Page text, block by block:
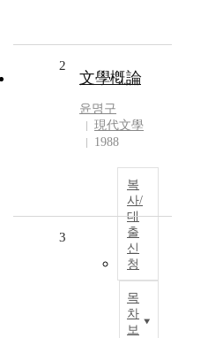
2
文學槪論
윤명구
現代文學
1988
복
사/
대
출
신
청
목
차
보
3